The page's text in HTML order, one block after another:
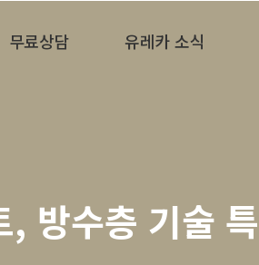
무료상담 유레카 소식
방수층 기술